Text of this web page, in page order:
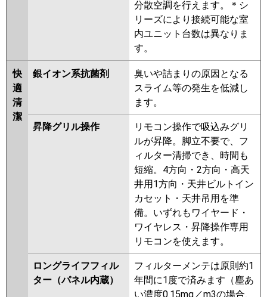
分散空調を行えます。＊シ
リーズにより接続可能な室
内ユニット台数は異なりま
す。
快
適
清
潔
銀イオン系抗菌剤
臭いや詰まりの原因となる
スライム等の発生を低減し
ます。
昇降グリル操作
リモコン操作で吸込みグリ
ルが昇降。脚立不要で、フ
ィルター清掃でき、時間も
短縮。4方向・2方向・高天
井用1方向・天井ビルトイン
カセット・天井吊用を準
備。いずれもワイヤード・
ワイヤレス・昇降操作専用
リモコンを使えます。
ロングライフフィル
ター（パネル内蔵）
フィルターメンテは原則約1
年間に1度で済みます（塵あ
い濃度0.15mg／m3の場合、